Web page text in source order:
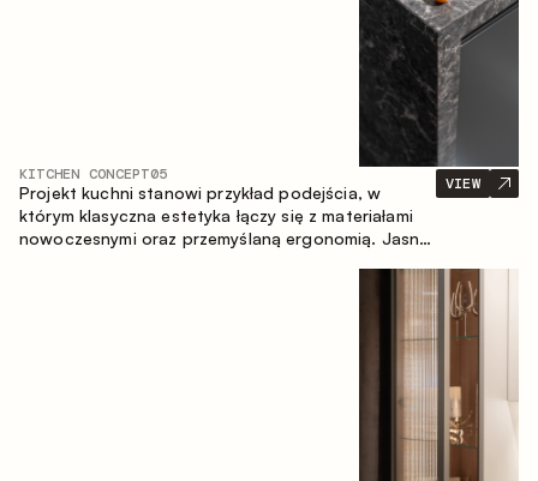
KITCHEN CONCEPT05
Projekt kuchni stanowi przykład podejścia, w
którym klasyczna estetyka łączy się z materiałami
nowoczesnymi oraz przemyślaną ergonomią. Jasna
VIEW